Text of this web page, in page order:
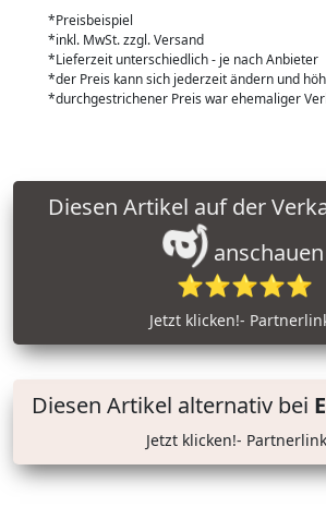
*Preisbeispiel
*inkl. MwSt. zzgl. Versand
*Lieferzeit unterschiedlich - je nach Anbieter
*der Preis kann sich jederzeit ändern und
*durchgestrichener Preis war ehemaliger
anschauen
⭐⭐⭐⭐⭐
Jetzt klicken!-
Diesen Artikel alternativ bei
Jetzt klicken!-